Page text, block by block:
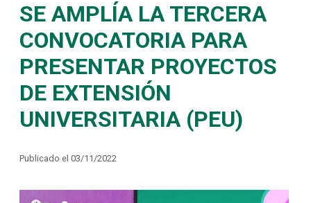
SE AMPLÍA LA TERCERA
CONVOCATORIA PARA
PRESENTAR PROYECTOS
DE EXTENSIÓN
UNIVERSITARIA (PEU)
Publicado el 03/11/2022